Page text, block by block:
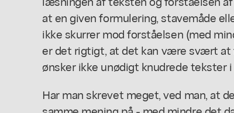
at en given formulering, stavemåde
ikke skurrer mod forståelsen (med
er det rigtigt, at det kan være svært at
ønsker ikke unødigt knudrede tekster i
Har man skrevet meget, ved man, at